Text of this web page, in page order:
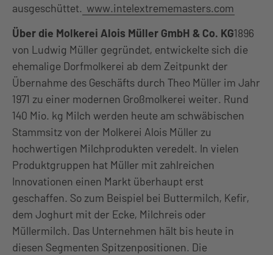
ausgeschüttet. www.intelextrememasters.com
Über die Molkerei Alois Müller GmbH & Co. KG1896
von Ludwig Müller gegründet, entwickelte sich die
ehemalige Dorfmolkerei ab dem Zeitpunkt der
Übernahme des Geschäfts durch Theo Müller im Jahr
1971 zu einer modernen Großmolkerei weiter. Rund
140 Mio. kg Milch werden heute am schwäbischen
Stammsitz von der Molkerei Alois Müller zu
hochwertigen Milchprodukten veredelt. In vielen
Produktgruppen hat Müller mit zahlreichen
Innovationen einen Markt überhaupt erst
geschaffen. So zum Beispiel bei Buttermilch, Kefir,
dem Joghurt mit der Ecke, Milchreis oder
Müllermilch. Das Unternehmen hält bis heute in
diesen Segmenten Spitzenpositionen. Die